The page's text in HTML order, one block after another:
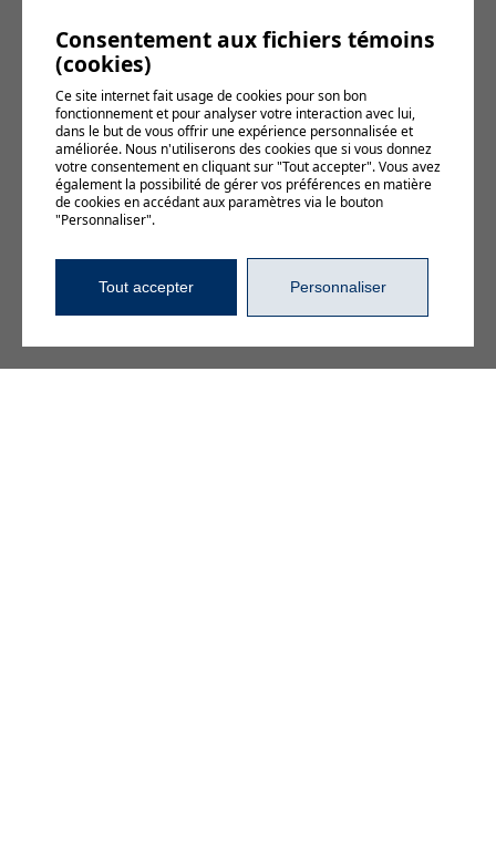
Consentement aux fichiers témoins
(cookies)
Ce site internet fait usage de cookies pour son bon
fonctionnement et pour analyser votre interaction avec lui,
dans le but de vous offrir une expérience personnalisée et
améliorée. Nous n'utiliserons des cookies que si vous donnez
votre consentement en cliquant sur "Tout accepter". Vous avez
également la possibilité de gérer vos préférences en matière
de cookies en accédant aux paramètres via le bouton
"Personnaliser".
Tout accepter Personnaliser